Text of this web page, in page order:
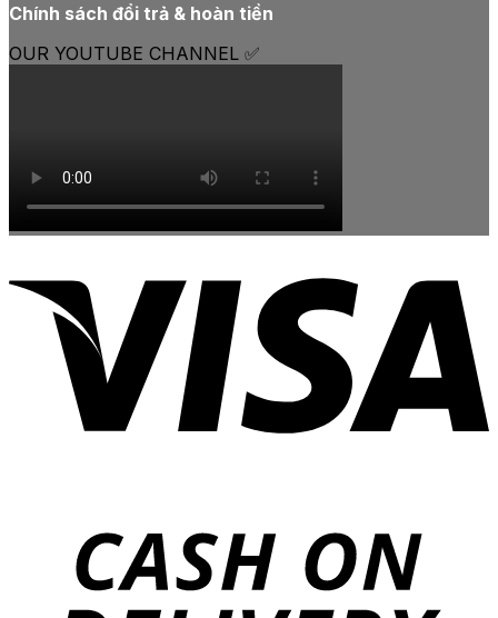
Chính sách đổi trả & hoàn tiền
OUR YOUTUBE CHANNEL ✅